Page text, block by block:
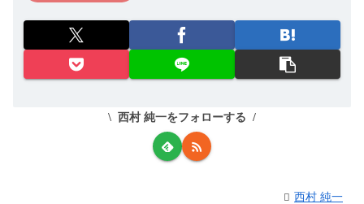
西村 純一をフォローする
西村 純一